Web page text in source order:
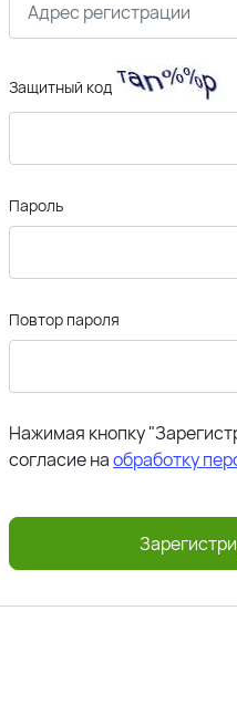
Защитный код
Пароль
Повтор пароля
Нажимая кнопку
согласие наобработку